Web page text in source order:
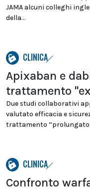
JAMA alcuni colleghi
della...
CLINICA
Apixaban e
trattamento
Due studi collaborativi
valutato efficacia e
trattamento
CLINICA
Confronto